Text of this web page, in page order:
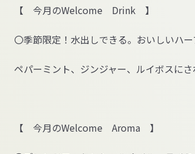
【 今月のWelcome Drink 】
〇季節限定！水出しできる。おいしい
ペパーミント、ジンジャー、ルイボスに
【 今月のWelcome Aroma 】